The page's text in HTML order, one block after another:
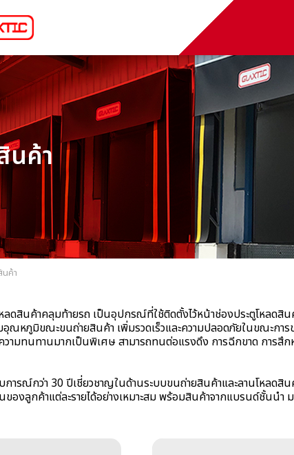
นค้า
ค้า
ดสินค้าคลุมท้ายรถ เป็นอุปกรณ์ที่ใช้ติดตั้งไว้หน้าช่องประตูโหลด
หภูมิขณะขนถ่ายสินค้า เพิ่มรวดเร็วและความปลอดภัยในขณะการข
ามทนทานมากเป็นพิเศษ สามารถทนต่อแรงดึง การฉีกขาด การสึ
การณ์กว่า 30 ปีเชี่ยวชาญในด้านระบบขนถ่ายสินค้าและลานโหลด
ของลูกค้าแต่ละรายได้อย่างเหมาะสม พร้อมสินค้าจากแบรนด์ชั้นนำ